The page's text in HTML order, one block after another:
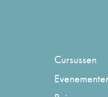
Cursussen